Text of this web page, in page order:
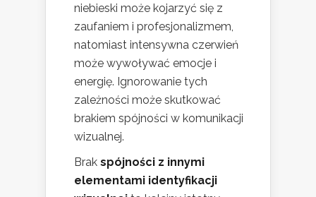
niebieski może kojarzyć się z
zaufaniem i profesjonalizmem,
natomiast intensywna czerwień
może wywoływać emocje i
energię. Ignorowanie tych
zależności może skutkować
brakiem spójności w komunikacji
wizualnej.
Brak spójności z innymi
elementami identyfikacji